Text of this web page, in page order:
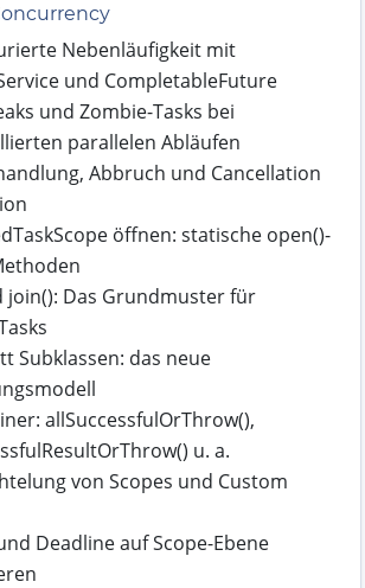
Nebenläufigkeit mit
und CompletableFuture
und Zombie-Tasks bei
parallelen Abläufen
Abbruch und Cancellation
öffnen: statische open()-
join(): Das Grundmuster für
Subklassen: das neue
allSuccessfulOrThrow(),
u. a.
von Scopes und Custom
Deadline auf Scope-Ebene